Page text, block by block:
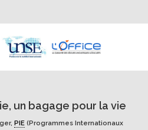
un bagage pour la vie
PIE (Programmes Internationaux